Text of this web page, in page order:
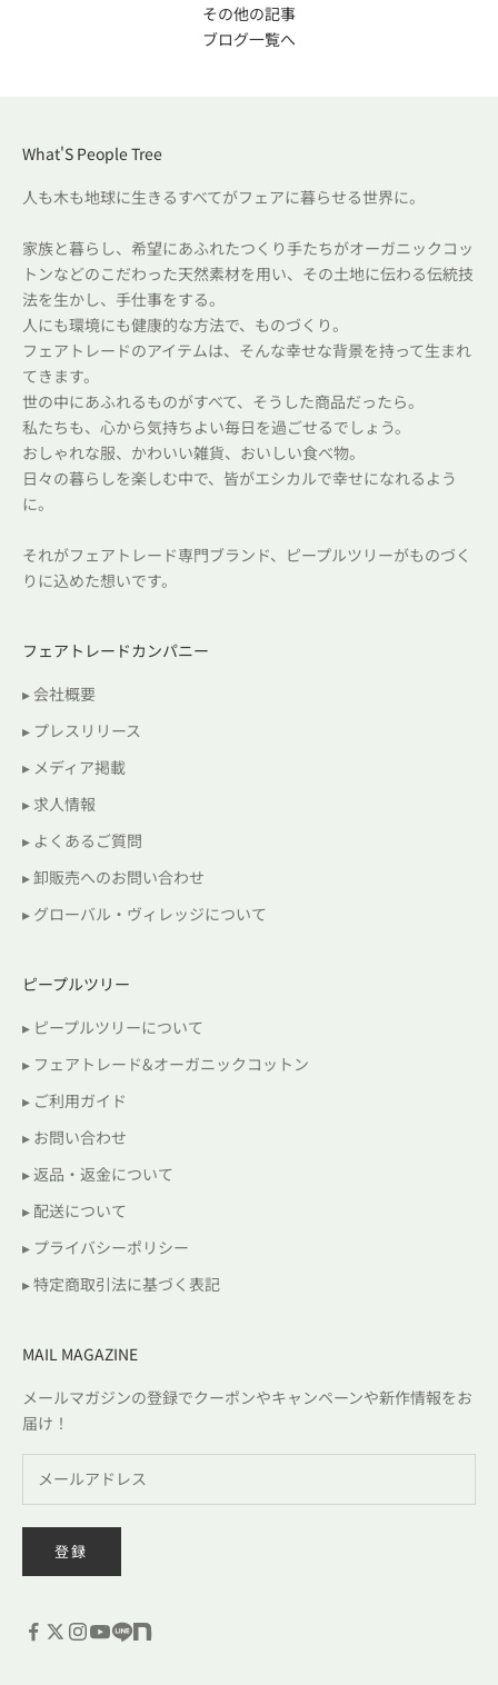
その他の記事
ブログ一覧へ
What'S People Tree
人も木も地球に生きるすべてがフェアに暮らせる世界に。
家族と暮らし、希望にあふれたつくり手たちがオーガニックコッ
トンなどのこだわった天然素材を用い、その土地に伝わる伝統技
法を生かし、手仕事をする。
人にも環境にも健康的な方法で、ものづくり。
フェアトレードのアイテムは、そんな幸せな背景を持って生まれ
てきます。
世の中にあふれるものがすべて、そうした商品だったら。
私たちも、心から気持ちよい毎日を過ごせるでしょう。
おしゃれな服、かわいい雑貨、おいしい食べ物。
日々の暮らしを楽しむ中で、皆がエシカルで幸せになれるよう
に。
それがフェアトレード専門ブランド、ピープルツリーがものづく
りに込めた想いです。
フェアトレードカンパニー
▸ 会社概要
▸ プレスリリース
▸ メディア掲載
▸ 求人情報
▸ よくあるご質問
▸ 卸販売へのお問い合わせ
▸ グローバル・ヴィレッジについて
ピープルツリー
▸ ピープルツリーについて
▸ フェアトレード&オーガニックコットン
▸ ご利用ガイド
▸ お問い合わせ
▸ 返品・返金について
▸ 配送について
▸ プライバシーポリシー
▸ 特定商取引法に基づく表記
MAIL MAGAZINE
メールマガジンの登録でクーポンやキャンペーンや新作情報をお
届け！
登録